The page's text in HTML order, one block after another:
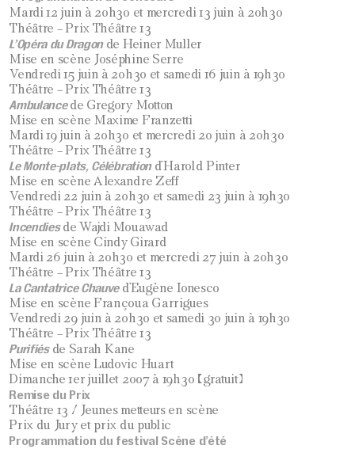
Mardi 12 juin à 20h30 et mercredi 13 juin à 20h30
Théâtre – Prix Théâtre 13
L’Opéra du Dragon de Heiner Muller
Mise en scène Joséphine Serre
Vendredi 15 juin à 20h30 et samedi 16 juin à 19h30
Théâtre – Prix Théâtre 13
Ambulancede Gregory Motton
Mise en scène Maxime Franzetti
Mardi 19 juin à 20h30 et mercredi 20 juin à 20h30
Théâtre – Prix Théâtre 13
Le Monte-plats, Célébration d’Harold Pinter
Mise en scène Alexandre Zeff
Vendredi 22 juin à 20h30 et samedi 23 juin à 19h30
Théâtre – Prix Théâtre 13
Incendiesde Wajdi Mouawad
Mise en scène Cindy Girard
Mardi 26 juin à 20h30 et mercredi 27 juin à 20h30
Théâtre – Prix Théâtre 13
La Cantatrice Chauve d’Eugène Ionesco
Mise en scène Françoua Garrigues
Vendredi 29 juin à 20h30 et samedi 30 juin à 19h30
Théâtre – Prix Théâtre 13
Purifiés de Sarah Kane
Mise en scène Ludovic Huart
Dimanche 1er juillet 2007 à 19h30 (gratuit)
Remise du Prix
Théâtre 13 / Jeunes metteurs en scène
Prix du Jury et prix du public
Programmation du festival Scène d’été